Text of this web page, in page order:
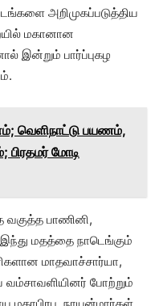
அறிமுகப்படுத்திய
மகானான
இன்றும் பார்ப்புகழ
வெளிநாட்டு பயணம்,
மோடி
பாணினி,
மதத்தை நாடெங்கும்
மாதவாச்சார்யா,
வம்சாவளியினர் போற்றும்